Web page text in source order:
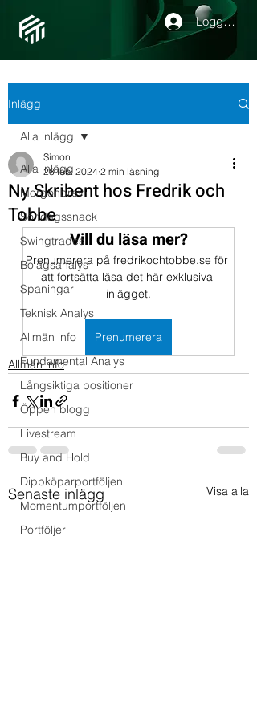
Logga in
Inlägg
Alla inlägg
Morgonbrev
Söndagssnack
Swingtrades
Bolagsanalys
Spaningar
Teknisk Analys
Allmän info
Fundamental Analys
Långsiktiga positioner
Öppen blogg
Livestream
Buy and Hold
Dippköparportföljen
Momentumportföljen
Portföljer
Alla inlägg
Ny Skribent hos Fredrik och
Tobbe
Simon
28 feb. 2024 2 min läsning
Vill du läsa mer?
Prenumerera på fredrikochtobbe.se för
att fortsätta läsa det här exklusiva
inlägget.
Prenumerera
Allmän info
Senaste inlägg Visa alla